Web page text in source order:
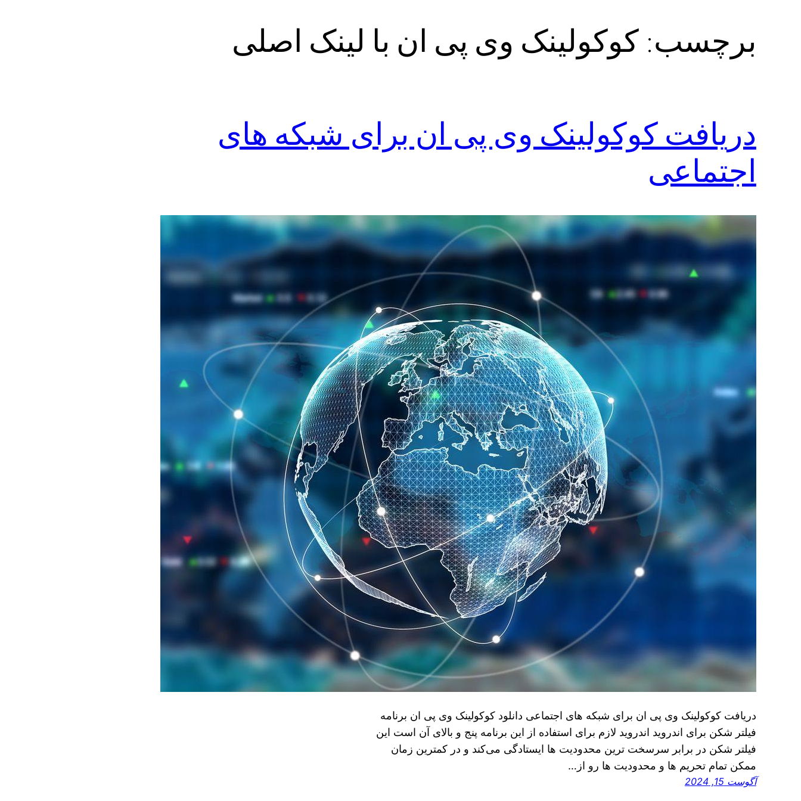
برچسب:کو‌کولینک وی پی ان با لینک اصلی
دریافت کوکولینک وی پی ان برای شبکه های
اجتماعی
دریافت کوکولینک وی پی ان برای شبکه های اجتماعی دانلود کوکولینک وی پی ان برنامه
فیلتر شکن برای اندروید اندروید لازم برای استفاده از این برنامه پنج و بالای آن است این
فیلتر شکن در برابر سرسخت ترین محدودیت ها ایستادگی می‌کند و در کمترین زمان
ممکن تمام تحریم ها و محدودیت ها رو از…
آگوست 15, 2024